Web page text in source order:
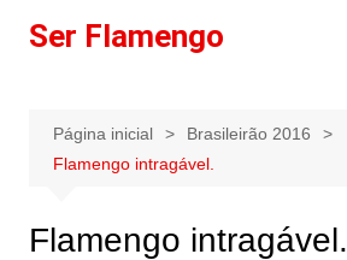
paraSer Flamengo
Página inicial
Brasileirão 2016
Flamengo intragável.
Flamengo intragável.